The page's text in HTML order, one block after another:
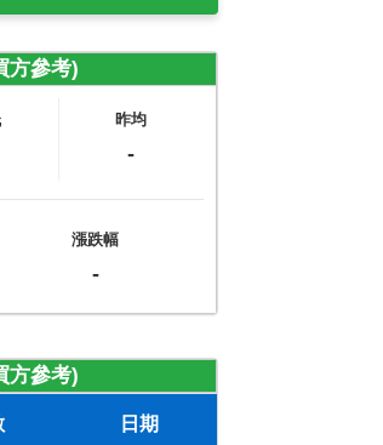
方參考)
昨均
-
漲跌幅
-
方參考)
日期